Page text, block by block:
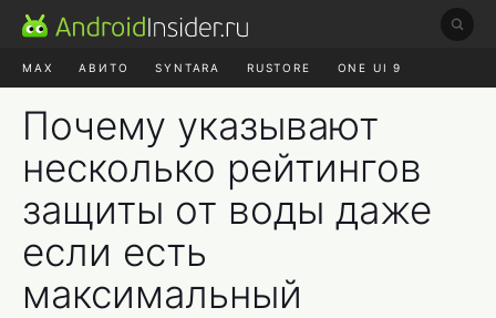
MAX АВИТО SYNTARA RUSTORE ONE UI 9
Почему указывают
несколько рейтингов
защиты от воды даже
если есть
максимальный